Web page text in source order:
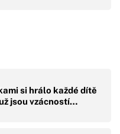
si hrálo každé dítě
jsou vzácností…